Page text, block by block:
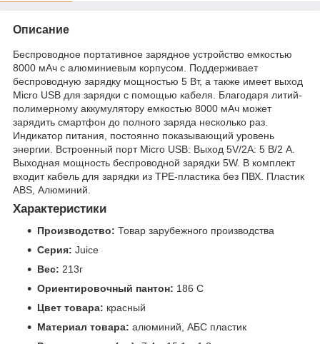
Описание
Беспроводное портативное зарядное устройство емкостью
8000 мАч с алюминиевым корпусом. Поддерживает
беспроводную зарядку мощностью 5 Вт, а также имеет выход
Micro USB для зарядки с помощью кабеля. Благодаря литий-
полимерному аккумулятору емкостью 8000 мАч может
зарядить смартфон до полного заряда несколько раз.
Индикатор питания, постоянно показывающий уровень
энергии. Встроенный порт Micro USB: Выход 5V/2A: 5 В/2 А.
Выходная мощность беспроводной зарядки 5W. В комплект
входит кабель для зарядки из TPE-пластика без ПВХ. Пластик
ABS, Алюминий.
Характеристики
Производство: Товар зарубежного производства
Серия: Juice
Вес: 213г
Ориентировочный пантон: 186 C
Цвет товара: красный
Материал товара: алюминий, АБС пластик